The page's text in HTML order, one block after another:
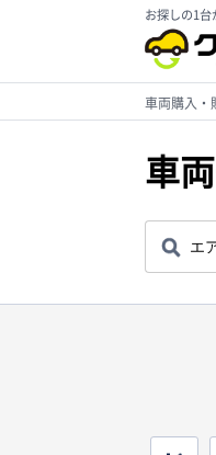
お探しの1台
車両購入・
車